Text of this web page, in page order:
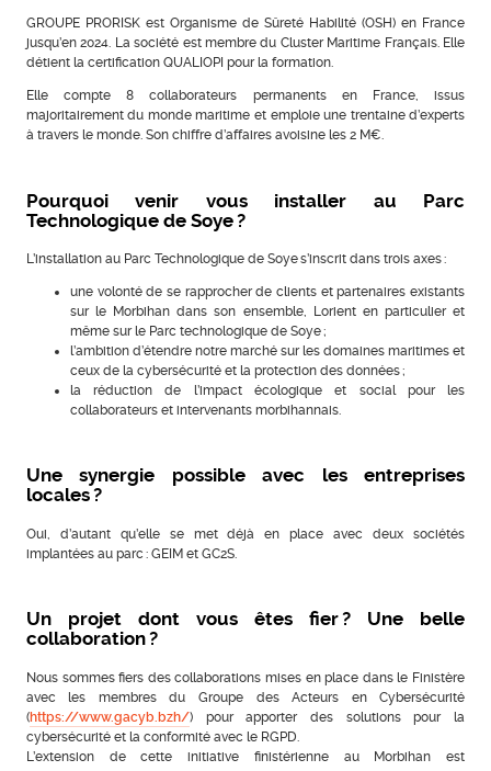
GROUPE PRORISK est Organisme de Sûreté Habilité (OSH) en France
jusqu’en 2024. La société est membre du Cluster Maritime Français. Elle
détient la certification QUALIOPI pour la formation.
Elle compte 8 collaborateurs permanents en France, issus
majoritairement du monde maritime et emploie une trentaine d’experts
à travers le monde. Son chiffre d’affaires avoisine les 2 M€.
Pourquoi venir vous installer au Parc
Technologique de Soye ?
L’installation au Parc Technologique de Soye s’inscrit dans trois axes :
une volonté de se rapprocher de clients et partenaires existants
sur le Morbihan dans son ensemble, Lorient en particulier et
même sur le Parc technologique de Soye ;
l’ambition d’étendre notre marché sur les domaines maritimes et
ceux de la cybersécurité et la protection des données ;
la réduction de l’impact écologique et social pour les
collaborateurs et intervenants morbihannais.
Une synergie possible avec les entreprises
locales ?
Oui, d’autant qu’elle se met déjà en place avec deux sociétés
implantées au parc : GEIM et GC2S.
Un projet dont vous êtes fier ? Une belle
collaboration ?
Nous sommes fiers des collaborations mises en place dans le Finistère
avec les membres du Groupe des Acteurs en Cybersécurité
(https://www.gacyb.bzh/) pour apporter des solutions pour la
cybersécurité et la conformité avec le RGPD.
L’extension de cette initiative finistérienne au Morbihan est